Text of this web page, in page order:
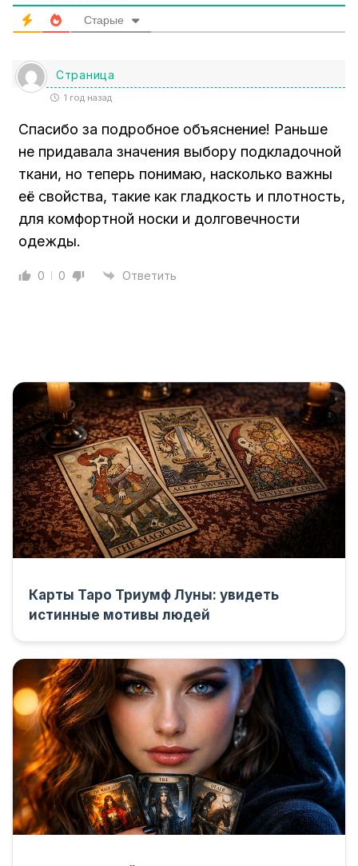
Старые
Страница
1 год назад
Спасибо за подробное объяснение! Раньше
не придавала значения выбору подкладочной
ткани, но теперь понимаю, насколько важны
её свойства, такие как гладкость и плотность,
для комфортной носки и долговечности
одежды.
0 0 Ответить
Карты Таро Триумф Луны: увидеть
истинные мотивы людей